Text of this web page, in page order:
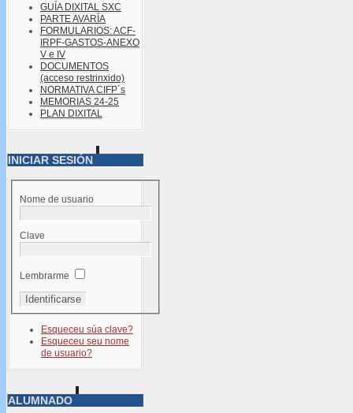
GUÍA DIXITAL SXC
PARTE AVARÍA
FORMULARIOS: ACF-
IRPF-GASTOS-ANEXO
V e IV
DOCUMENTOS
(acceso restrinxido)
NORMATIVA CIFP´s
MEMORIAS 24-25
PLAN DIXITAL
INICIAR SESIÓN
Nome de usuario
Clave
Lembrarme
Esqueceu súa clave?
Esqueceu seu nome
de usuario?
ALUMNADO